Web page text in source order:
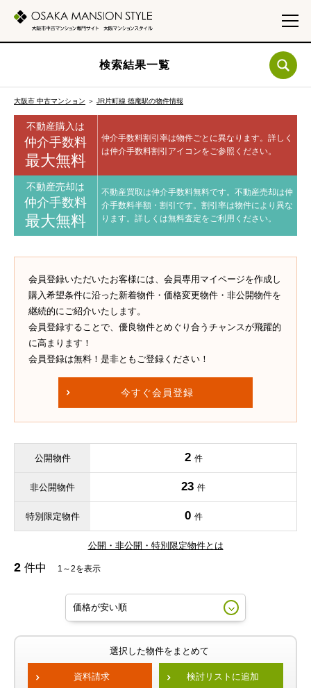
検索結果一覧
大阪市 中古マンション ＞ JR片町線 徳庵駅の物件情報
不動産購入は
仲介手数料
最大無料
仲介手数料割引率は物件ごとに異なります。 詳しく
は仲介手数料割引アイコンをご参照ください。
不動産売却は
仲介手数料
最大無料
不動産買取は仲介手数料無料です。 不動産売却は仲
介手数料半額・割引です。 割引率は物件により異な
ります。 詳しくは無料査定をご利用ください。
会員登録いただいたお客様には、会員専用マイページを作成し
購入希望条件に沿った新着物件・価格変更物件・非公開物件を
継続的にご紹介いたします。
会員登録することで、優良物件とめぐり合うチャンスが飛躍的
に高まります！
会員登録は無料！是非ともご登録ください！
今すぐ会員登録
公開物件 2 件
非公開物件 23 件
特別限定物件 0 件
公開・非公開・特別限定物件とは
2 件中 1～2を表示
選択した物件をまとめて
資料請求 検討リストに追加